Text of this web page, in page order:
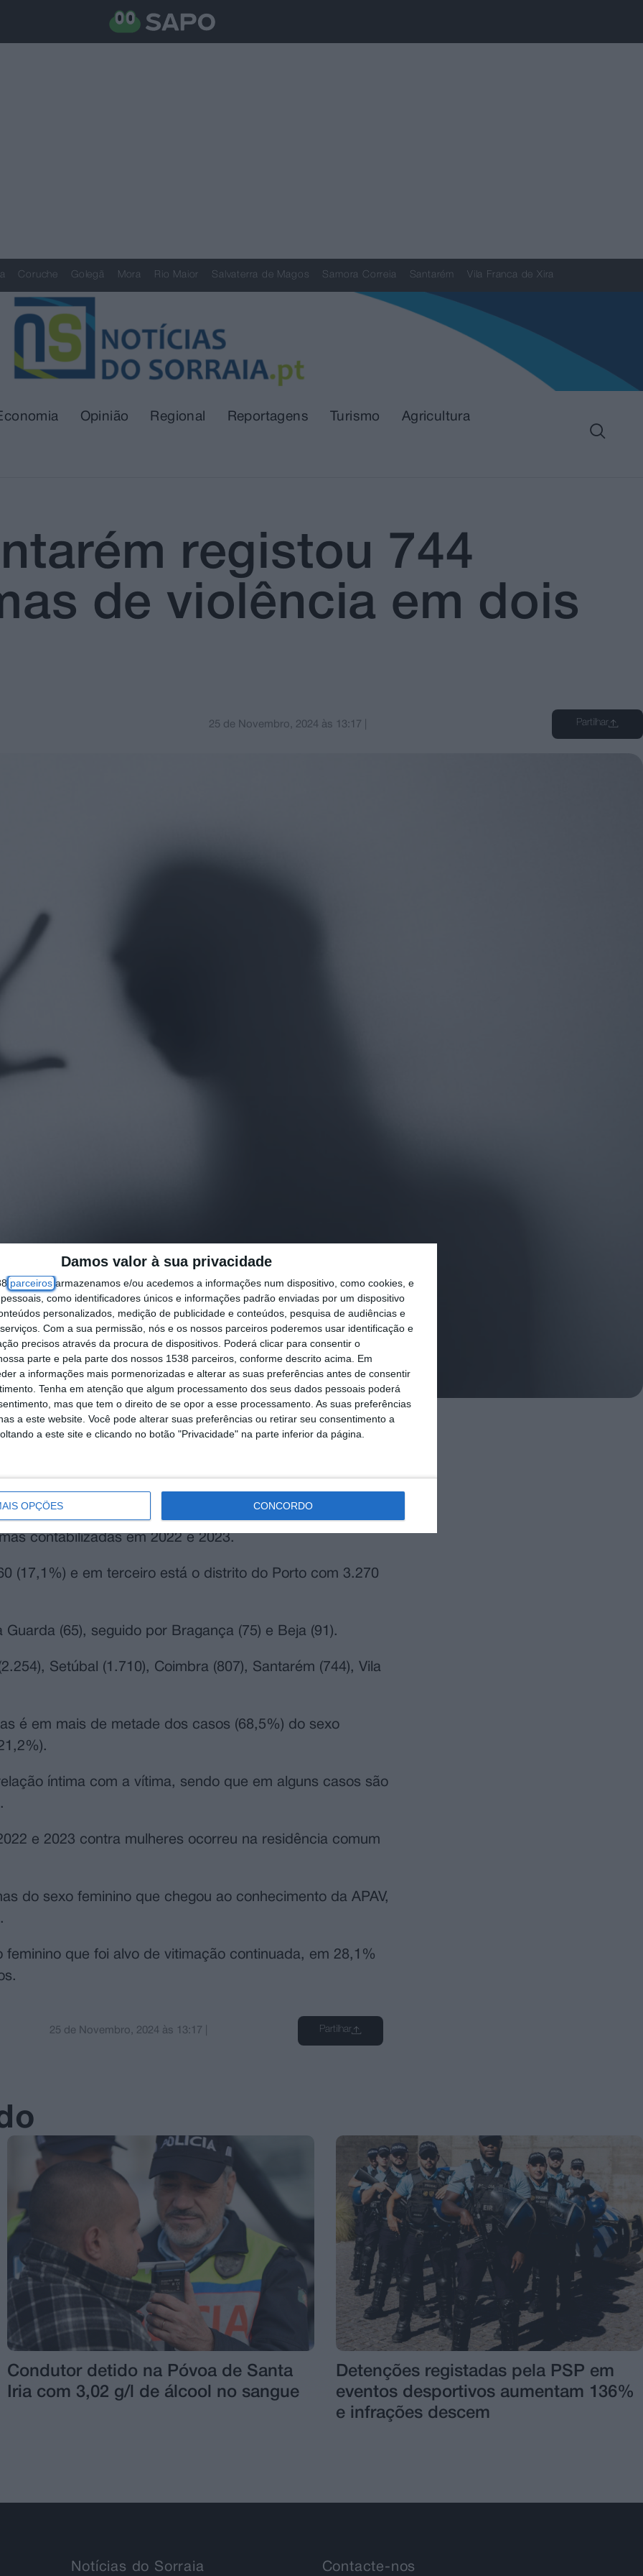
Damos valor à sua privacidade
parceirosarmazenamos e/ou acedemos a informações num dispositivo, como cookies, e
como identificadores únicos e informações padrão enviadas por um dispositivo
personalizados, medição de publicidade e conteúdos, pesquisa de audiências e
Com a sua permissão, nós e os nossos parceiros poderemos usar identificação e
precisos através da procura de dispositivos. Poderá clicar para consentir o
parte e pela parte dos nossos 1538 parceiros, conforme descrito acima. Em
a informações mais pormenorizadas e alterar as suas preferências antes de consentir
Tenha em atenção que algum processamento dos seus dados pessoais poderá
mas que tem o direito de se opor a esse processamento. As suas preferências
a este website. Você pode alterar suas preferências ou retirar seu consentimento a
a este site e clicando no botão "Privacidade" na parte inferior da página.
OPÇÕES CONCORDO
Coruche Golegã Mora Rio Maior Salvaterra de Magos Samora Correia Santarém Vila Franca de Xira
Opinião Regional Reportagens Turismo Agricultura
registou 744
de violência em dois
25 de Novembro, 2024 às 13:17 Partilhar
violência em 2022 e 2023 são Lisboa, com 5.327 casos,
dados da Associação de Apoio à Vitima (APAV).
Mulheres, que se assinala hoje, a APAV avançou à Lusa
feminino em Portugal é o de Lisboa, com 5.327 mulheres
contabilizadas em 2022 e 2023.
(17,1%) e em terceiro está o distrito do Porto com 3.270
(65), seguido por Bragança (75) e Beja (91).
Setúbal (1.710), Coimbra (807), Santarém (744), Vila
é em mais de metade dos casos (68,5%) do sexo
íntima com a vítima, sendo que em alguns casos são
e 2023 contra mulheres ocorreu na residência comum
do sexo feminino que chegou ao conhecimento da APAV,
que foi alvo de vitimação continuada, em 28,1%
25 de Novembro, 2024 às 13:17 Partilhar
Condutor detido na Póvoa de Santa
Iria com 3,02 g/l de álcool no sangue
Detenções registadas pela PSP em
eventos desportivos aumentam 136%
e infrações descem
Notícias do Sorraia Contacte-nos